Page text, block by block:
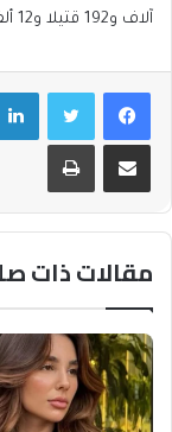
آلاف و192 قتيلا و12 ألفا و171 جريحا، وأكثر من مليون نازح.
فيسبوكتويتر
مشاركة عبر البريد طباعة
مقالات ذات